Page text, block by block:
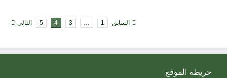
السابق 1
…
3
4
5 التالي
خريطة الموقع